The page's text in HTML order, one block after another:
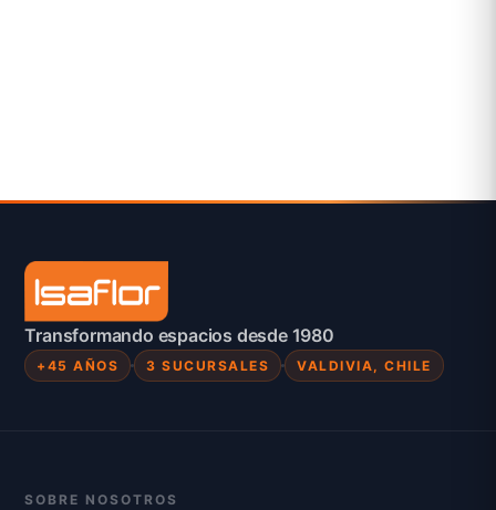
Transformando espacios desde 1980
+45 AÑOS 3 SUCURSALES VALDIVIA, CHILE
SOBRE NOSOTROS